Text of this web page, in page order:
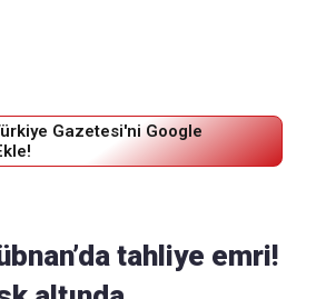
Gazetesi'ni Google
tahliye emri!